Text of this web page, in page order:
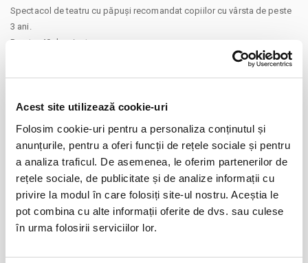
Acest site utilizează cookie-uri
Folosim cookie-uri pentru a personaliza conținutul și
anunțurile, pentru a oferi funcții de rețele sociale și pentru
a analiza traficul. De asemenea, le oferim partenerilor de
rețele sociale, de publicitate și de analize informații cu
privire la modul în care folosiți site-ul nostru. Aceștia le
pot combina cu alte informații oferite de dvs. sau culese
în urma folosirii serviciilor lor.
Spectacol de teatru cu păpuși recomandat copiilor cu vârsta de peste
3 ani.
Durata: 40 de minute
Un spectacol organizat în cadrul programului cultural Caravana cu
Powered by Teatru la Cinema
• Pentru copiii cu vârsta de peste 1 an se achită bilet. Se achită bilete
atât pentru părinți cât și pentru copii.
• Vă rugăm să vă prezentați la locație cu 30 de minute înainte de
începerea spectacolului pentru a vă ocupa locurile preferate.
Va aducem la cunostinta ca pe langa preturile biletelor sau
suportate de dvs., respectiv: taxe de intermediere, procesare, emitere
Distribuie aceasta pagina
Evenimente similare
Bucuresti